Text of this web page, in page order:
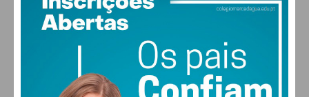
27°
vento: 5m/s O
MAX 27 • MIN 26